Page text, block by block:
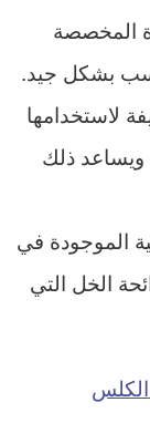
المخصصة
بشكل جيد.
لاستخدامها
ذلك
الموجودة في
الخل التي